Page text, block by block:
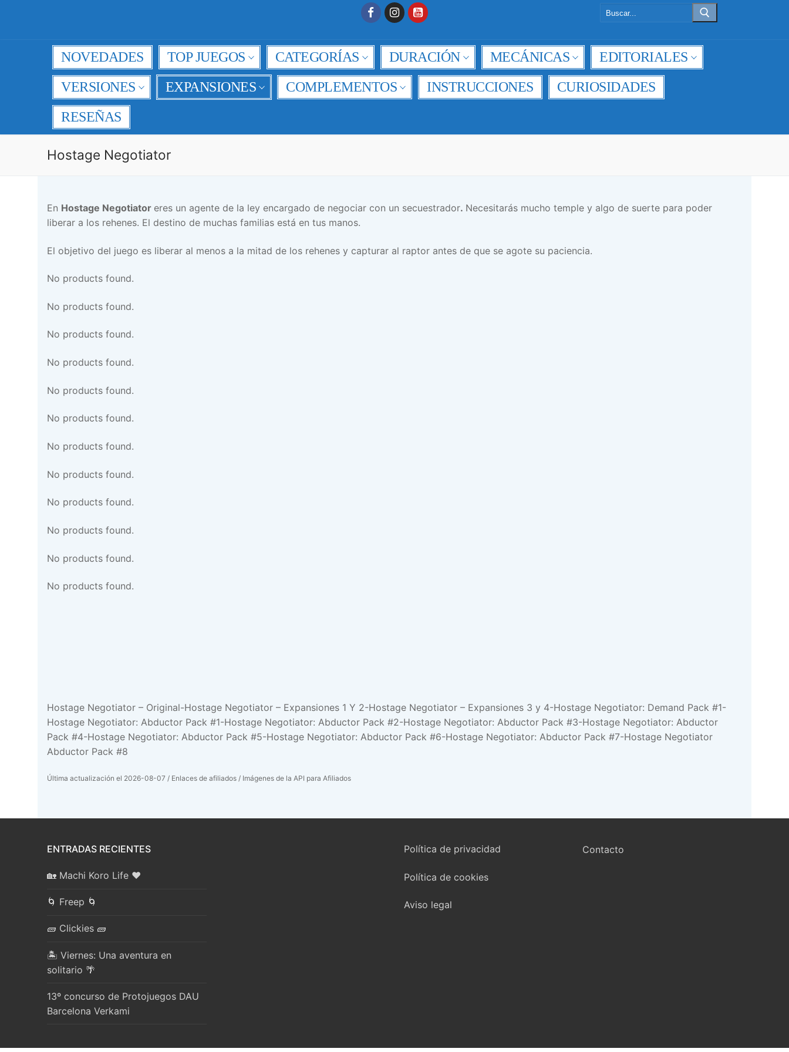
NOVEDADES TOP JUEGOS CATEGORÍAS DURACIÓN MECÁNICAS
EDITORIALES
VERSIONES
EXPANSIONES COMPLEMENTOS INSTRUCCIONES
CURIOSIDADES
RESEÑAS
Hostage Negotiator
En Hostage Negotiator eres un agente de la ley encargado de negociar con un secuestrador. Necesitarás mucho temple y algo de suerte para poder
liberar a los rehenes. El destino de muchas familias está en tus manos.
El objetivo del juego es liberar al menos a la mitad de los rehenes y capturar al raptor antes de que se agote su paciencia.
No products found.
No products found.
No products found.
No products found.
No products found.
No products found.
No products found.
No products found.
No products found.
No products found.
No products found.
No products found.
Hostage Negotiator – Original-Hostage Negotiator – Expansiones 1 Y 2-Hostage Negotiator – Expansiones 3 y 4-Hostage Negotiator: Demand Pack #1-
Hostage Negotiator: Abductor Pack #1-Hostage Negotiator: Abductor Pack #2-Hostage Negotiator: Abductor Pack #3-Hostage Negotiator: Abductor
Pack #4-Hostage Negotiator: Abductor Pack #5-Hostage Negotiator: Abductor Pack #6-Hostage Negotiator: Abductor Pack #7-Hostage Negotiator
Abductor Pack #8
Última actualización el 2026-08-07 / Enlaces de afiliados / Imágenes de la API para Afiliados
ENTRADAS RECIENTES
🏡 Machi Koro Life ❤️
🌀 Freep 🌀
🧱 Clickies 🧱
🏝️ Viernes: Una aventura en
solitario 🌴
13º concurso de Protojuegos DAU
Barcelona Verkami
Política de privacidad
Política de cookies
Aviso legal
Contacto